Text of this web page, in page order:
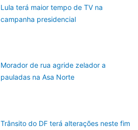
Lula terá maior tempo de TV na
campanha presidencial
Morador de rua agride zelador a
pauladas na Asa Norte
Trânsito do DF terá alterações neste fim